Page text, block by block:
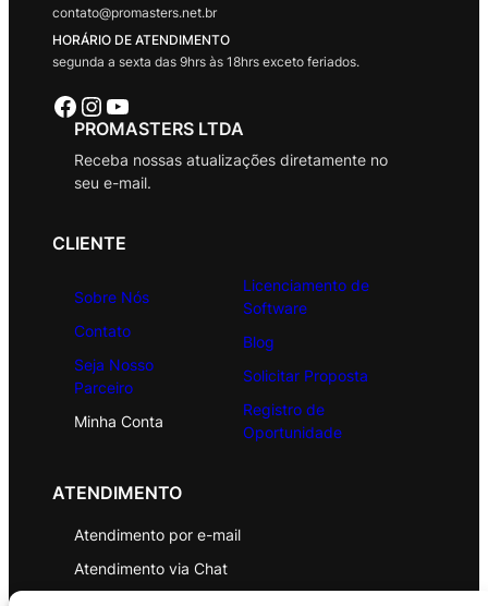
contato@promasters.net.br
HORÁRIO DE ATENDIMENTO
segunda a sexta das 9hrs às 18hrs exceto feriados.
Facebook Instagram Youtube
PROMASTERS LTDA
Receba nossas atualizações diretamente no
seu e-mail.
CLIENTE
Sobre Nós
Contato
Seja Nosso
Parceiro
Minha Conta
Licenciamento de
Software
Blog
Solicitar Proposta
Registro de
Oportunidade
ATENDIMENTO
Atendimento por e-mail
Atendimento via Chat